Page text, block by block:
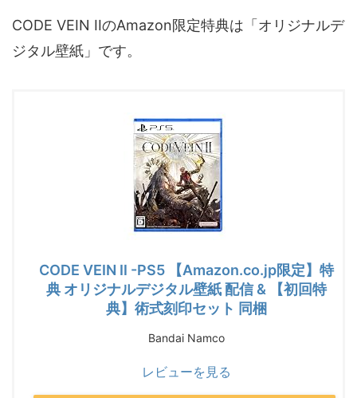
CODE VEIN IIのAmazon限定特典は「オリジナルデ
ジタル壁紙」です。
CODE VEIN Ⅱ -PS5 【Amazon.co.jp限定】特
典 オリジナルデジタル壁紙 配信 & 【初回特
典】術式刻印セット 同梱
Bandai Namco
レビューを見る